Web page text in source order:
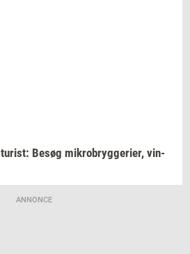
turist: Besøg mi­kro­bryg­ge­ri­er, vin­
ANNONCE